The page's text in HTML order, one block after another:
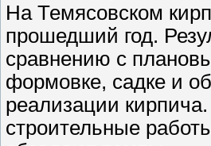
На Темясовском
прошедший год.
сравнению с
формовке, садке и
реализации
строительные